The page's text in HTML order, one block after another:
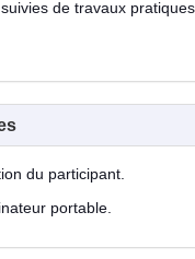
de travaux
du participant.
portable.